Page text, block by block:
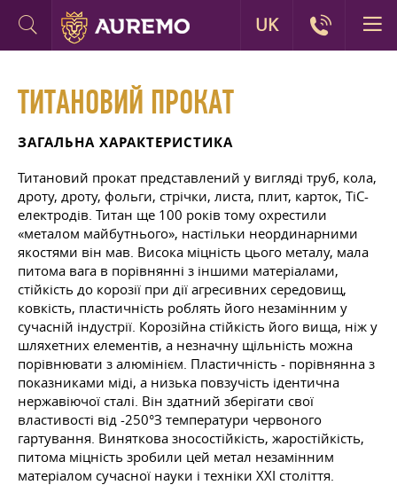
ТИТАНОВИЙ ПРОКАТ
ЗАГАЛЬНА ХАРАКТЕРИСТИКА
Титановий прокат представлений у вигляді труб, кола,
дроту, дроту, фольги, стрічки, листа, плит, карток, TiC-
електродів. Титан ще 100 років тому охрестили
«металом майбутнього», настільки неординарними
якостями він мав. Висока міцність цього металу, мала
питома вага в порівнянні з іншими матеріалами,
стійкість до корозії при дії агресивних середовищ,
ковкість, пластичність роблять його незамінним у
сучасній індустрії. Корозійна стійкість його вища, ніж у
шляхетних елементів, а незначну щільність можна
порівнювати з алюмінієм. Пластичність - порівнянна з
показниками міді, а низька повзучість ідентична
нержавіючої сталі. Він здатний зберігати свої
властивості від -250°З температури червоного
гартування. Виняткова зносостійкість, жаростійкість,
питома міцність зробили цей метал незамінним
матеріалом сучасної науки і техніки XXI століття.
UK